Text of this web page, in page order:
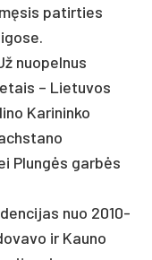
patirties
nuopelnus
– Lietuvos
Karininko
Plungės garbės
nuo 2010-
ir Kauno